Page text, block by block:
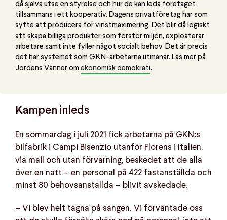
då själva utse en styrelse och hur de kan leda företaget
tillsammans i ett kooperativ. Dagens privatföretag har som
syfte att producera för vinstmaximering. Det blir då logiskt
att skapa billiga produkter som förstör miljön, exploaterar
arbetare samt inte fyller något socialt behov. Det är precis
det här systemet som GKN-arbetarna utmanar. Läs mer på
Jordens Vänner om ekonomisk demokrati.
Kampen inleds
En sommardag i juli 2021 fick arbetarna på GKN:s
bilfabrik i Campi Bisenzio utanför Florens i Italien,
via mail och utan förvarning, beskedet att de alla
över en natt – en personal på 422 fastanställda och
minst 80 behovsanställda – blivit avskedade.
– Vi blev helt tagna på sängen. Vi förväntade oss